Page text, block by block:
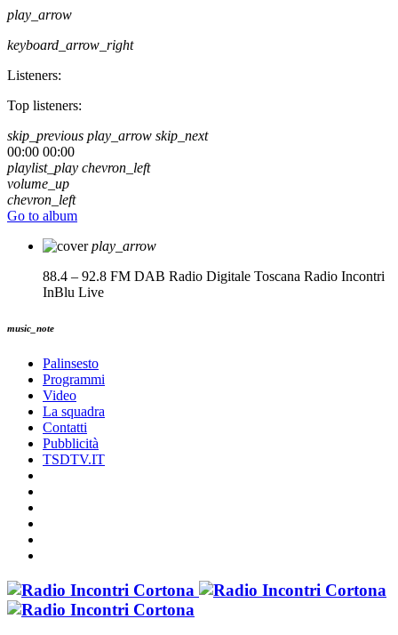
play_arrow
keyboard_arrow_right
Listeners:
Top listeners:
skip_previous play_arrow skip_next
00:00 00:00
playlist_play chevron_left
volume_up
chevron_left
Go to album
play_arrow
88.4 – 92.8 FM DAB Radio Digitale Toscana Radio Incontri
InBlu Live
music_note
Palinsesto
Programmi
Video
La squadra
Contatti
Pubblicità
TSDTV.IT